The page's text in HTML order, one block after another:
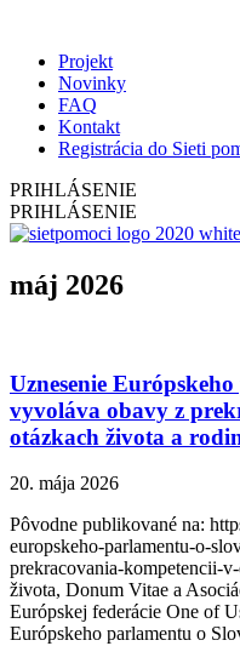
Projekt
Novinky
FAQ
Kontakt
Registrácia do Sieti
PRIHLÁSENIE
PRIHLÁSENIE
máj 2026
Uznesenie
vyvoláva obavy z
otázkach života a
20. mája 2026
Pôvodne publikované na:
europskeho-parlamentu-o-
prekracovania-kompetencii-
života, Donum Vitae a
Európskej federácie One of
Európskeho parlamentu o